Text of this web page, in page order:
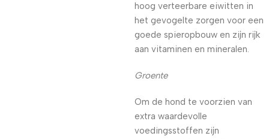
hoog verteerbare eiwitten in
het gevogelte zorgen voor een
goede spieropbouw en zijn rijk
aan vitaminen en mineralen.
Groente
Om de hond te voorzien van
extra waardevolle
voedingsstoffen zijn